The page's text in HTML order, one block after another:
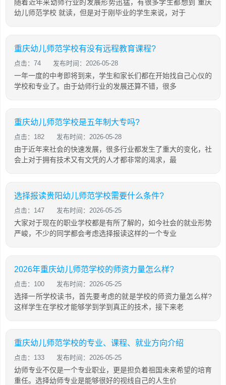
随着近年来幼师行业的发展形势迅猛，有很多学生都想到 重庆
幼儿师范学校 就读，但是对于刚毕业的学生来说，对于
重庆幼儿师范学校有没有远程教育课程?
点击：74 发布时间：2026-05-28
一年一度的中考即将到来，学生和家长们都在开始找自己心仪的
学校和专业了。由于幼师行业的发展还算不错，很多
重庆幼儿师范学校是五年制大专吗?
点击：182 发布时间：2026-05-28
由于近年来社会的快速发展，很多行业都发生了重大的变化，社
会上对于拥有技术又有文凭的人才都非常的渴求，最
选择报读贵阳幼儿师范学校需要什么条件?
点击：147 发布时间：2026-05-25
大家对于现在的职业学校都是有所了解的，如今社会的就业形势
严峻，不少的同学都会考虑选择报读这样的一个专业
2026年重庆幼儿师范学校的师资力量怎么样?
点击：100 发布时间：2026-05-25
选择一所学校读书，首先要考虑的就是学校的师资力量怎么样?
这样学生在学校才能够学到学到真正的技术，接下来老
重庆幼儿师范学校的专业、课程、就业方向介绍
点击：133 发布时间：2026-05-25
幼师专业不仅是一个专业职业，更是担负着祖国未来希望的培育
重任。选择幼师专业是能够很好的视线自己的人生价